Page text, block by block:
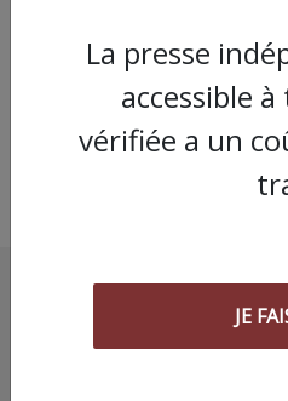
La presse
accessible
vérifiée a un
JE